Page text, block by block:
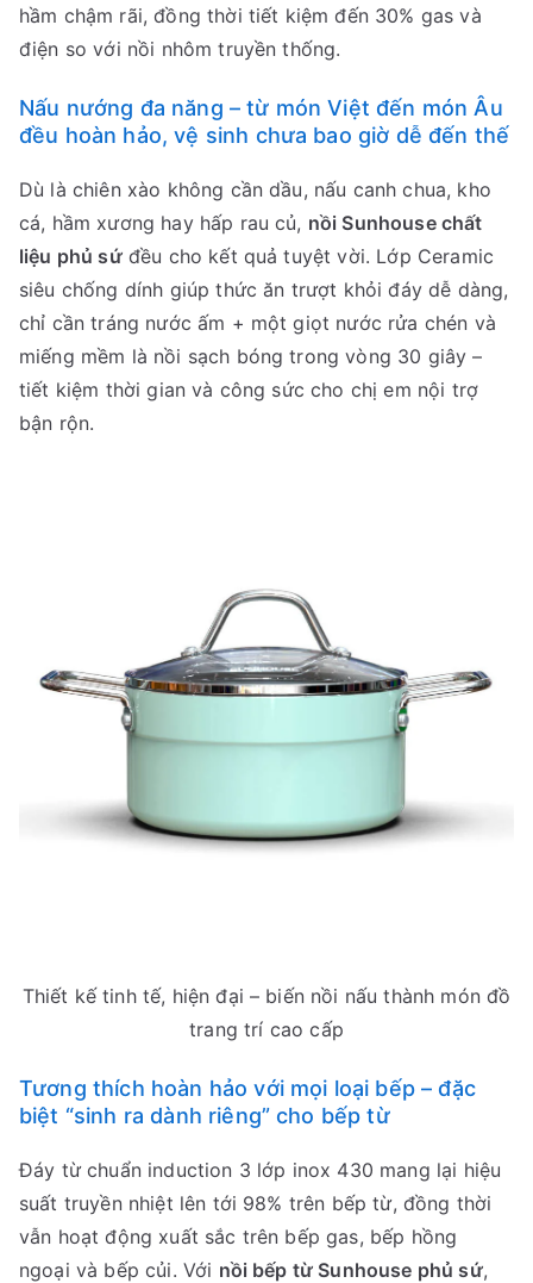
hầm chậm rãi, đồng thời tiết kiệm đến 30% gas và
điện so với nồi nhôm truyền thống.
Nấu nướng đa năng – từ món Việt đến món Âu
đều hoàn hảo, vệ sinh chưa bao giờ dễ đến thế
Dù là chiên xào không cần dầu, nấu canh chua, kho
cá, hầm xương hay hấp rau củ, nồi Sunhouse chất
liệu phủ sứđều cho kết quả tuyệt vời. Lớp Ceramic
siêu chống dính giúp thức ăn trượt khỏi đáy dễ dàng,
chỉ cần tráng nước ấm + một giọt nước rửa chén và
miếng mềm là nồi sạch bóng trong vòng 30 giây –
tiết kiệm thời gian và công sức cho chị em nội trợ
bận rộn.
Thiết kế tinh tế, hiện đại – biến nồi nấu thành món đồ
trang trí cao cấp
Tương thích hoàn hảo với mọi loại bếp – đặc
biệt “sinh ra dành riêng” cho bếp từ
Đáy từ chuẩn induction 3 lớp inox 430 mang lại hiệu
suất truyền nhiệt lên tới 98% trên bếp từ, đồng thời
vẫn hoạt động xuất sắc trên bếp gas, bếp hồng
ngoại và bếp củi. Với nồi bếp từ Sunhouse phủ sứ,